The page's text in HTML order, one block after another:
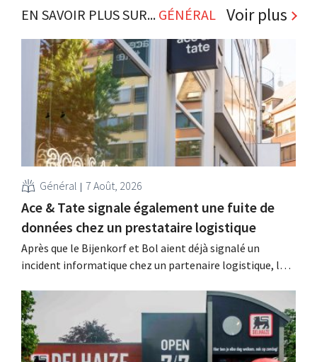
EN SAVOIR PLUS SUR... GÉNÉRAL Voir plus
Général 7 Août, 2026
Ace & Tate signale également une fuite de
données chez un prestataire logistique
Après que le Bijenkorf et Bol aient déjà signalé un
incident informatique chez un partenaire logistique, la
clients d'une fuite de données. Les données financières,
les noms d'utilisateur et les mots de passe n'ont pas été
affectés.